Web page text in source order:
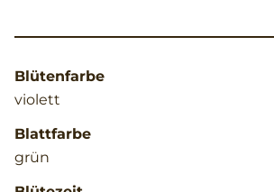
Blütenfarbe
violett
Blattfarbe
grün